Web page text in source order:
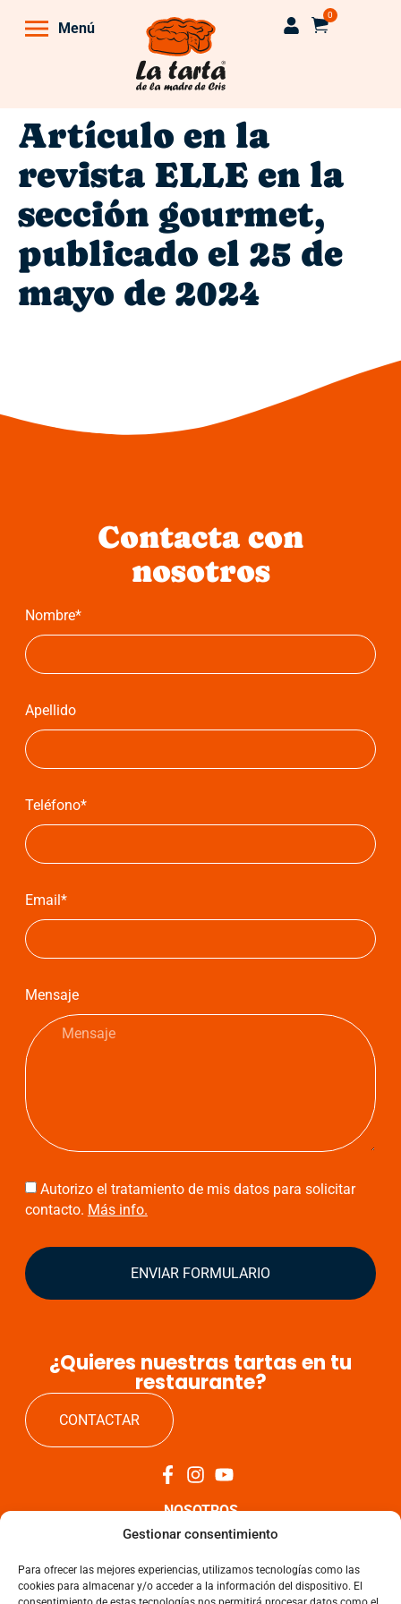
Gestionar consentimiento
Para ofrecer las mejores experiencias, utilizamos tecnologías como las
cookies para almacenar y/o acceder a la información del dispositivo. El
Menú
0
Artículo en la
revista ELLE en la
sección gourmet,
publicado el 25 de
mayo de 2024
Contacta con
nosotros
Nombre*
Apellido
Teléfono*
Email*
Mensaje
Autorizo el tratamiento de mis datos para solicitar
contacto. Más info.
ENVIAR FORMULARIO
¿Quieres nuestras tartas en tu
restaurante?
CONTACTAR
NOSOTROS
NOTICIAS